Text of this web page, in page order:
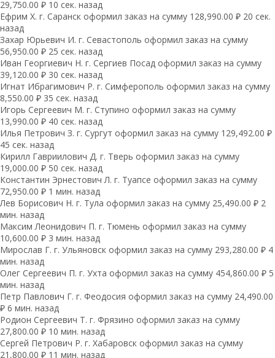
29,750.00 ₽ 10 сек. назад
Ефрим Х. г. Саранск оформил заказ на сумму 128,990.00 ₽ 20 сек.
назад
Захар Юрьевич И. г. Севастополь оформил заказ на сумму
56,950.00 ₽ 25 сек. назад
Иван Георгиевич Н. г. Сергиев Посад оформил заказ на сумму
39,120.00 ₽ 30 сек. назад
Игнат Ибрагимович Р. г. Симферополь оформил заказ на сумму
8,550.00 ₽ 35 сек. назад
Игорь Сергеевич М. г. Ступино оформил заказ на сумму
13,990.00 ₽ 40 сек. назад
Илья Петрович З. г. Сургут оформил заказ на сумму 129,492.00 ₽
45 сек. назад
Кирилл Гавриилович Д. г. Тверь оформил заказ на сумму
19,000.00 ₽ 50 сек. назад
Константин Эрнестович Л. г. Туапсе оформил заказ на сумму
72,950.00 ₽ 1 мин. назад
Лев Борисович Н. г. Тула оформил заказ на сумму 25,490.00 ₽ 2
мин. назад
Максим Леонидович П. г. Тюмень оформил заказ на сумму
10,600.00 ₽ 3 мин. назад
Мирослав Г. г. Ульяновск оформил заказ на сумму 293,280.00 ₽ 4
мин. назад
Олег Сергеевич П. г. Ухта оформил заказ на сумму 454,860.00 ₽ 5
мин. назад
Петр Павлович Г. г. Феодосия оформил заказ на сумму 24,490.00
₽ 6 мин. назад
Родион Сергеевич Т. г. Фрязино оформил заказ на сумму
27,800.00 ₽ 10 мин. назад
Сергей Петрович Р. г. Хабаровск оформил заказ на сумму
21,800.00 ₽ 11 мин. назад